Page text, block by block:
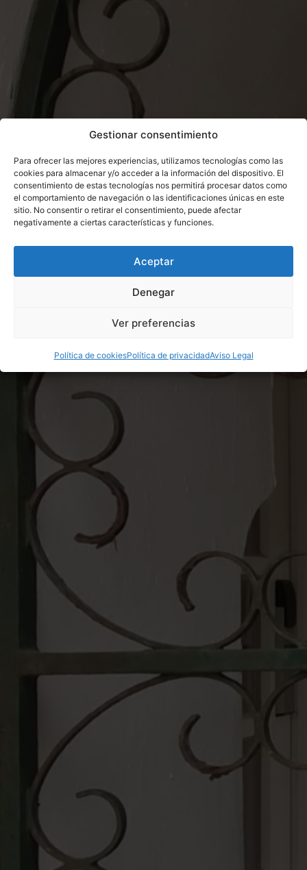
Gestionar consentimiento
Para ofrecer las mejores experiencias, utilizamos tecnologías como las
cookies para almacenar y/o acceder a la información del dispositivo. El
consentimiento de estas tecnologías nos permitirá procesar datos como
el comportamiento de navegación o las identificaciones únicas en este
sitio. No consentir o retirar el consentimiento, puede afectar
negativamente a ciertas características y funciones.
Aceptar
Denegar
Ver preferencias
Política de cookiesPolítica de privacidadAviso Legal